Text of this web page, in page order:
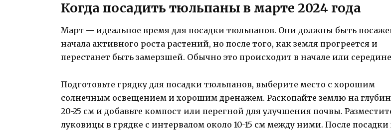
Когда посадить тюльпаны в марте 2024 года
Март — идеальное время для посадки тюльпанов. Они должны быть
начала активного роста растений, но после того, как земля прогреется и
перестанет быть замерзшей. Обычно это происходит в начале или
Подготовьте грядку для посадки тюльпанов, выберите место с хорошим
солнечным освещением и хорошим дренажем. Раскопайте землю на
20-25 см и добавьте компост или перегной для улучшения почвы.
луковицы в грядке с интервалом около 10-15 см между ними. После